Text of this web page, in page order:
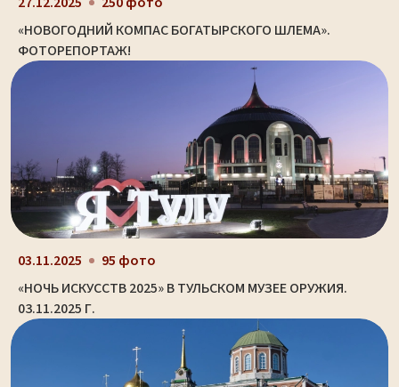
«НОВОГОДНИЙ КОМПАС БОГАТЫРСКОГО ШЛЕМА».
ФОТОРЕПОРТАЖ!
03.11.2025
95 фото
«НОЧЬ ИСКУССТВ 2025» В ТУЛЬСКОМ МУЗЕЕ ОРУЖИЯ.
03.11.2025 Г.